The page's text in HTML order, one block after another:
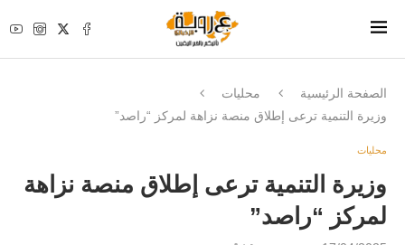
الصفحة الرئيسية
محليات
وزيرة التنمية ترعى إطلاق منصة نزاهة لمركز “راصد”
محليات
وزيرة التنمية ترعى إطلاق منصة نزاهة
لمركز “راصد”